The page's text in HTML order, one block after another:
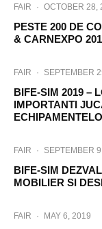
FAIR · OCTOBER 28,
PESTE 200 DE
& CARNEXPO
FAIR · SEPTEMBER
BIFE-SIM 2019 –
IMPORTANTI
FAIR · SEPTEMBER
BIFE-SIM
MOBILIER SI
FAIR · MAY 6, 2019